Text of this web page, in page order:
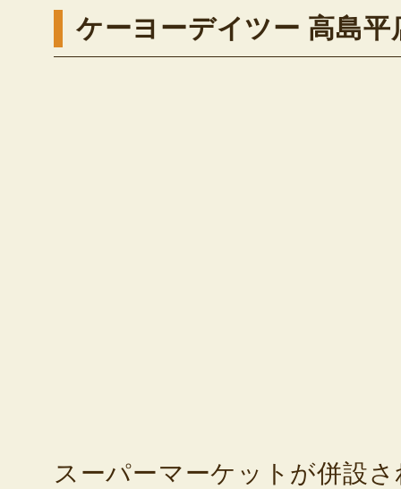
ケーヨーデイツー 高島平
スーパーマーケットが併設